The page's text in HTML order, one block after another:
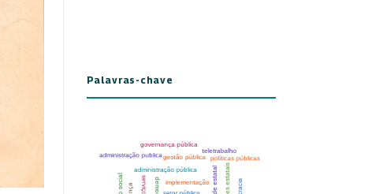
Palavras-chave